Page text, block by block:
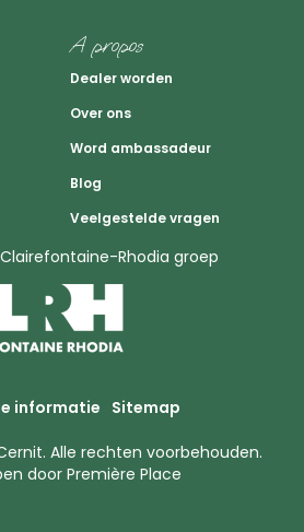
A propos
Dealer worden
Over ons
Word ambassadeur
Blog
Veelgestelde vragen
Rhodia groep
informatie Sitemap
. Alle rechten voorbehouden.
door Première Place